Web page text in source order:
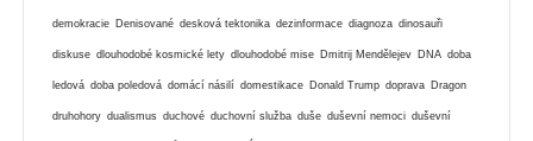
demokracie Denisované desková tektonika dezinformace diagnoza dinosauři
diskuse dlouhodobé kosmické lety dlouhodobé mise Dmitrij Mendělejev DNA doba
ledová doba poledová domácí násilí domestikace Donald Trump doprava Dragon
druhohory dualismus duchové duchovní služba duše duševní nemoci duševní